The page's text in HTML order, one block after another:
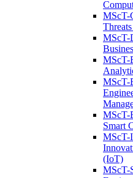
MScT-
MScT-
MScT-
MScT-
MScT-
Smart
MScT-
(IoT)
MScT-